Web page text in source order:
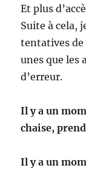
Et plus
Suite à cela,
tentatives de
unes que les
d’erreur.
Il y a un
chaise,
Il y a un